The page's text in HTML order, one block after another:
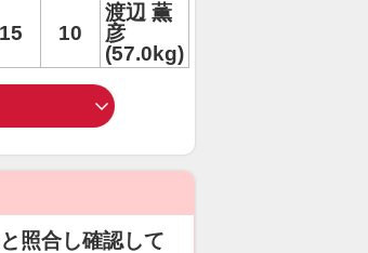
15 10
渡辺 薫
彦
(57.0kg)
照合し確認して